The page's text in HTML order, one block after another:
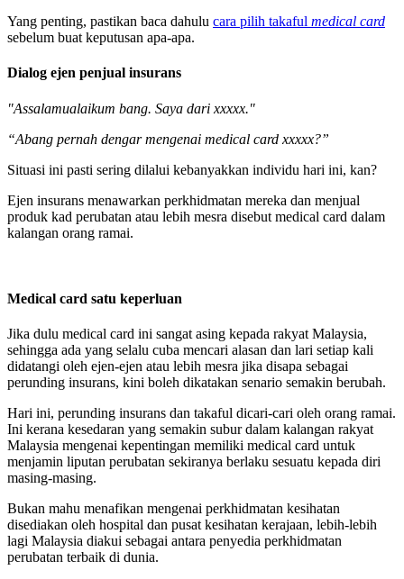
Yang penting, pastikan baca dahulu cara pilih takaful medical card
sebelum buat keputusan apa-apa.
Dialog ejen penjual insurans
"Assalamualaikum bang. Saya dari xxxxx."
“Abang pernah dengar mengenai medical card xxxxx?”
Situasi ini pasti sering dilalui kebanyakkan individu hari ini, kan?
Ejen insurans menawarkan perkhidmatan mereka dan menjual
produk kad perubatan atau lebih mesra disebut medical card dalam
kalangan orang ramai.
Medical card satu keperluan
Jika dulu medical card ini sangat asing kepada rakyat Malaysia,
sehingga ada yang selalu cuba mencari alasan dan lari setiap kali
didatangi oleh ejen-ejen atau lebih mesra jika disapa sebagai
perunding insurans, kini boleh dikatakan senario semakin berubah.
Hari ini, perunding insurans dan takaful dicari-cari oleh orang ramai.
Ini kerana kesedaran yang semakin subur dalam kalangan rakyat
Malaysia mengenai kepentingan memiliki medical card untuk
menjamin liputan perubatan sekiranya berlaku sesuatu kepada diri
masing-masing.
Bukan mahu menafikan mengenai perkhidmatan kesihatan
disediakan oleh hospital dan pusat kesihatan kerajaan, lebih-lebih
lagi Malaysia diakui sebagai antara penyedia perkhidmatan
perubatan terbaik di dunia.